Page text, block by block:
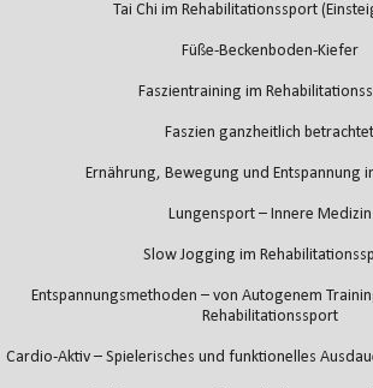
Tai Chi im Rehabilitationssport
Füße-Beckenboden-Kiefer
Faszientraining im
Faszien ganzheitlich betrachtet
Ernährung, Bewegung und Entspannung
Lungensport – Innere Medizin
Slow Jogging im
Entspannungsmethoden – von Autogenem
Rehabilitationssport
Cardio-Aktiv – Spielerisches und funktionelles